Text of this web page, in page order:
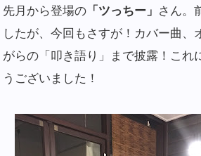
先月から登場の 「ツっちー」 さん。
したが、今回もさすが！カバー曲
がらの「叩き語り」まで披露！これ
うございました！